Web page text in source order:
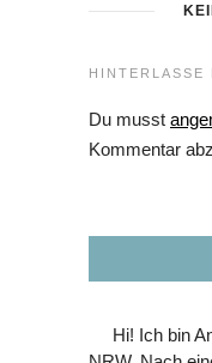
HINTERLASSE
Du musst
Kommentar
Hi! Ich bin